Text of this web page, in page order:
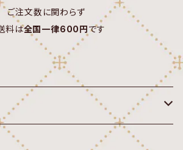
ご注文数に関わらず
料は全国一律600円です